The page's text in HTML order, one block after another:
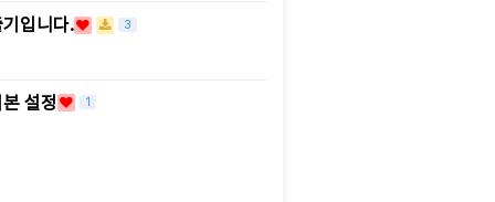
입니다. 3
설정 1